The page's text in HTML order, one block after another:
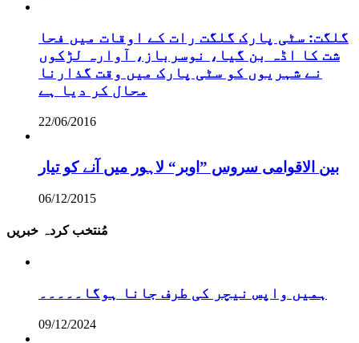
گلگت: سٹی پارک گلگت رات کے اوقات میں فحا
شت کا اڈہ بن گیا، نوسرباز، آوارہ لڑکوں
نے شہریوں کو سٹی پارک میں وقت گذارنا
محال کر دیا ہے
22/06/2016
بین الاقوامی سروس ”اوبر“ لاہور میں آنے کو تیار
06/12/2015
مُنتخب کردہ خبریں
ہمیں واپس نیچر کی طرف جانا ہوگا۔۔۔۔۔
09/12/2024